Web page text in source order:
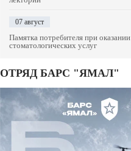
07 август
Памятка потребителя при оказании
стоматологических услуг
ОТРЯД БАРС "ЯМАЛ"